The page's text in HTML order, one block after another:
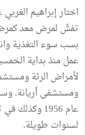
اختار إبراهيم
تفشّ لمرض معد كمرض
بسب سوء التغذية
عمل منذ بداية
لأمراض الرئة
ومستشفى أريانة.
عام 1956
لسنوات طويلة.